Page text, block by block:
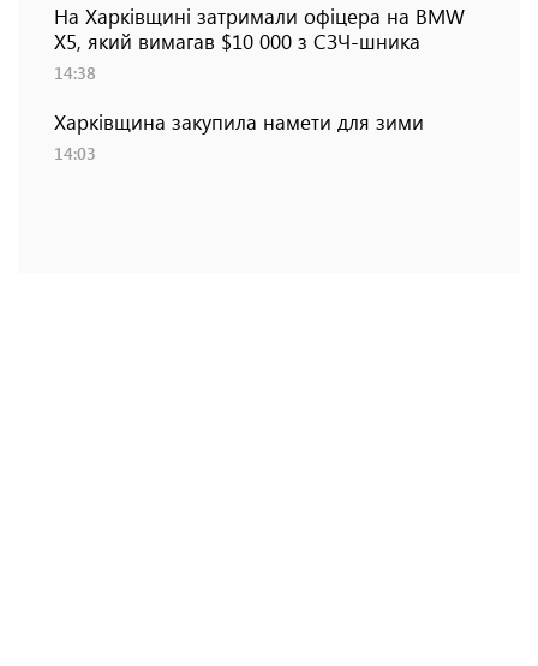
На Харківщині затримали офіцера на BMW
Х5, який вимагав $10 000 з СЗЧ-шника
14:38
Харківщина закупила намети для зими
14:03